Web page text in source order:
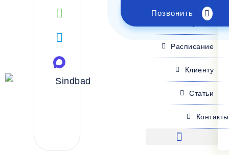
Позвонить
Поиск рейса
Расписание
Клиенту
Статьи
Контакты